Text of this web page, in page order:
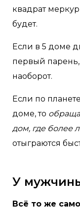
квадрат
будет.
Если в 5 доме
первый парень,
наоборот.
Если по
доме, то
дом, где более
отыграются
У
Всё то же